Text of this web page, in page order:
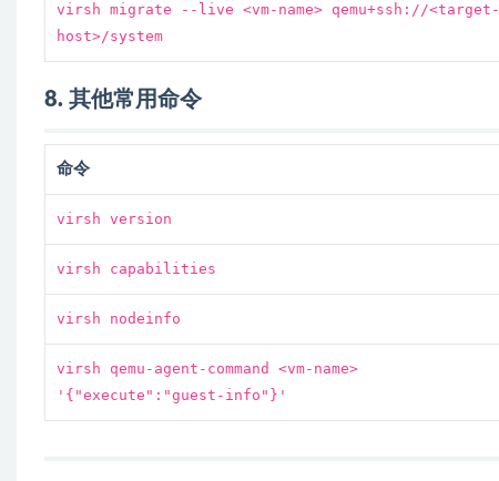
virsh migrate --live <vm-name> qemu+ssh://<target-
host>/system
8. 其他常用命令
命令
virsh version
virsh capabilities
virsh nodeinfo
virsh qemu-agent-command <vm-name>
'{"execute":"guest-info"}'